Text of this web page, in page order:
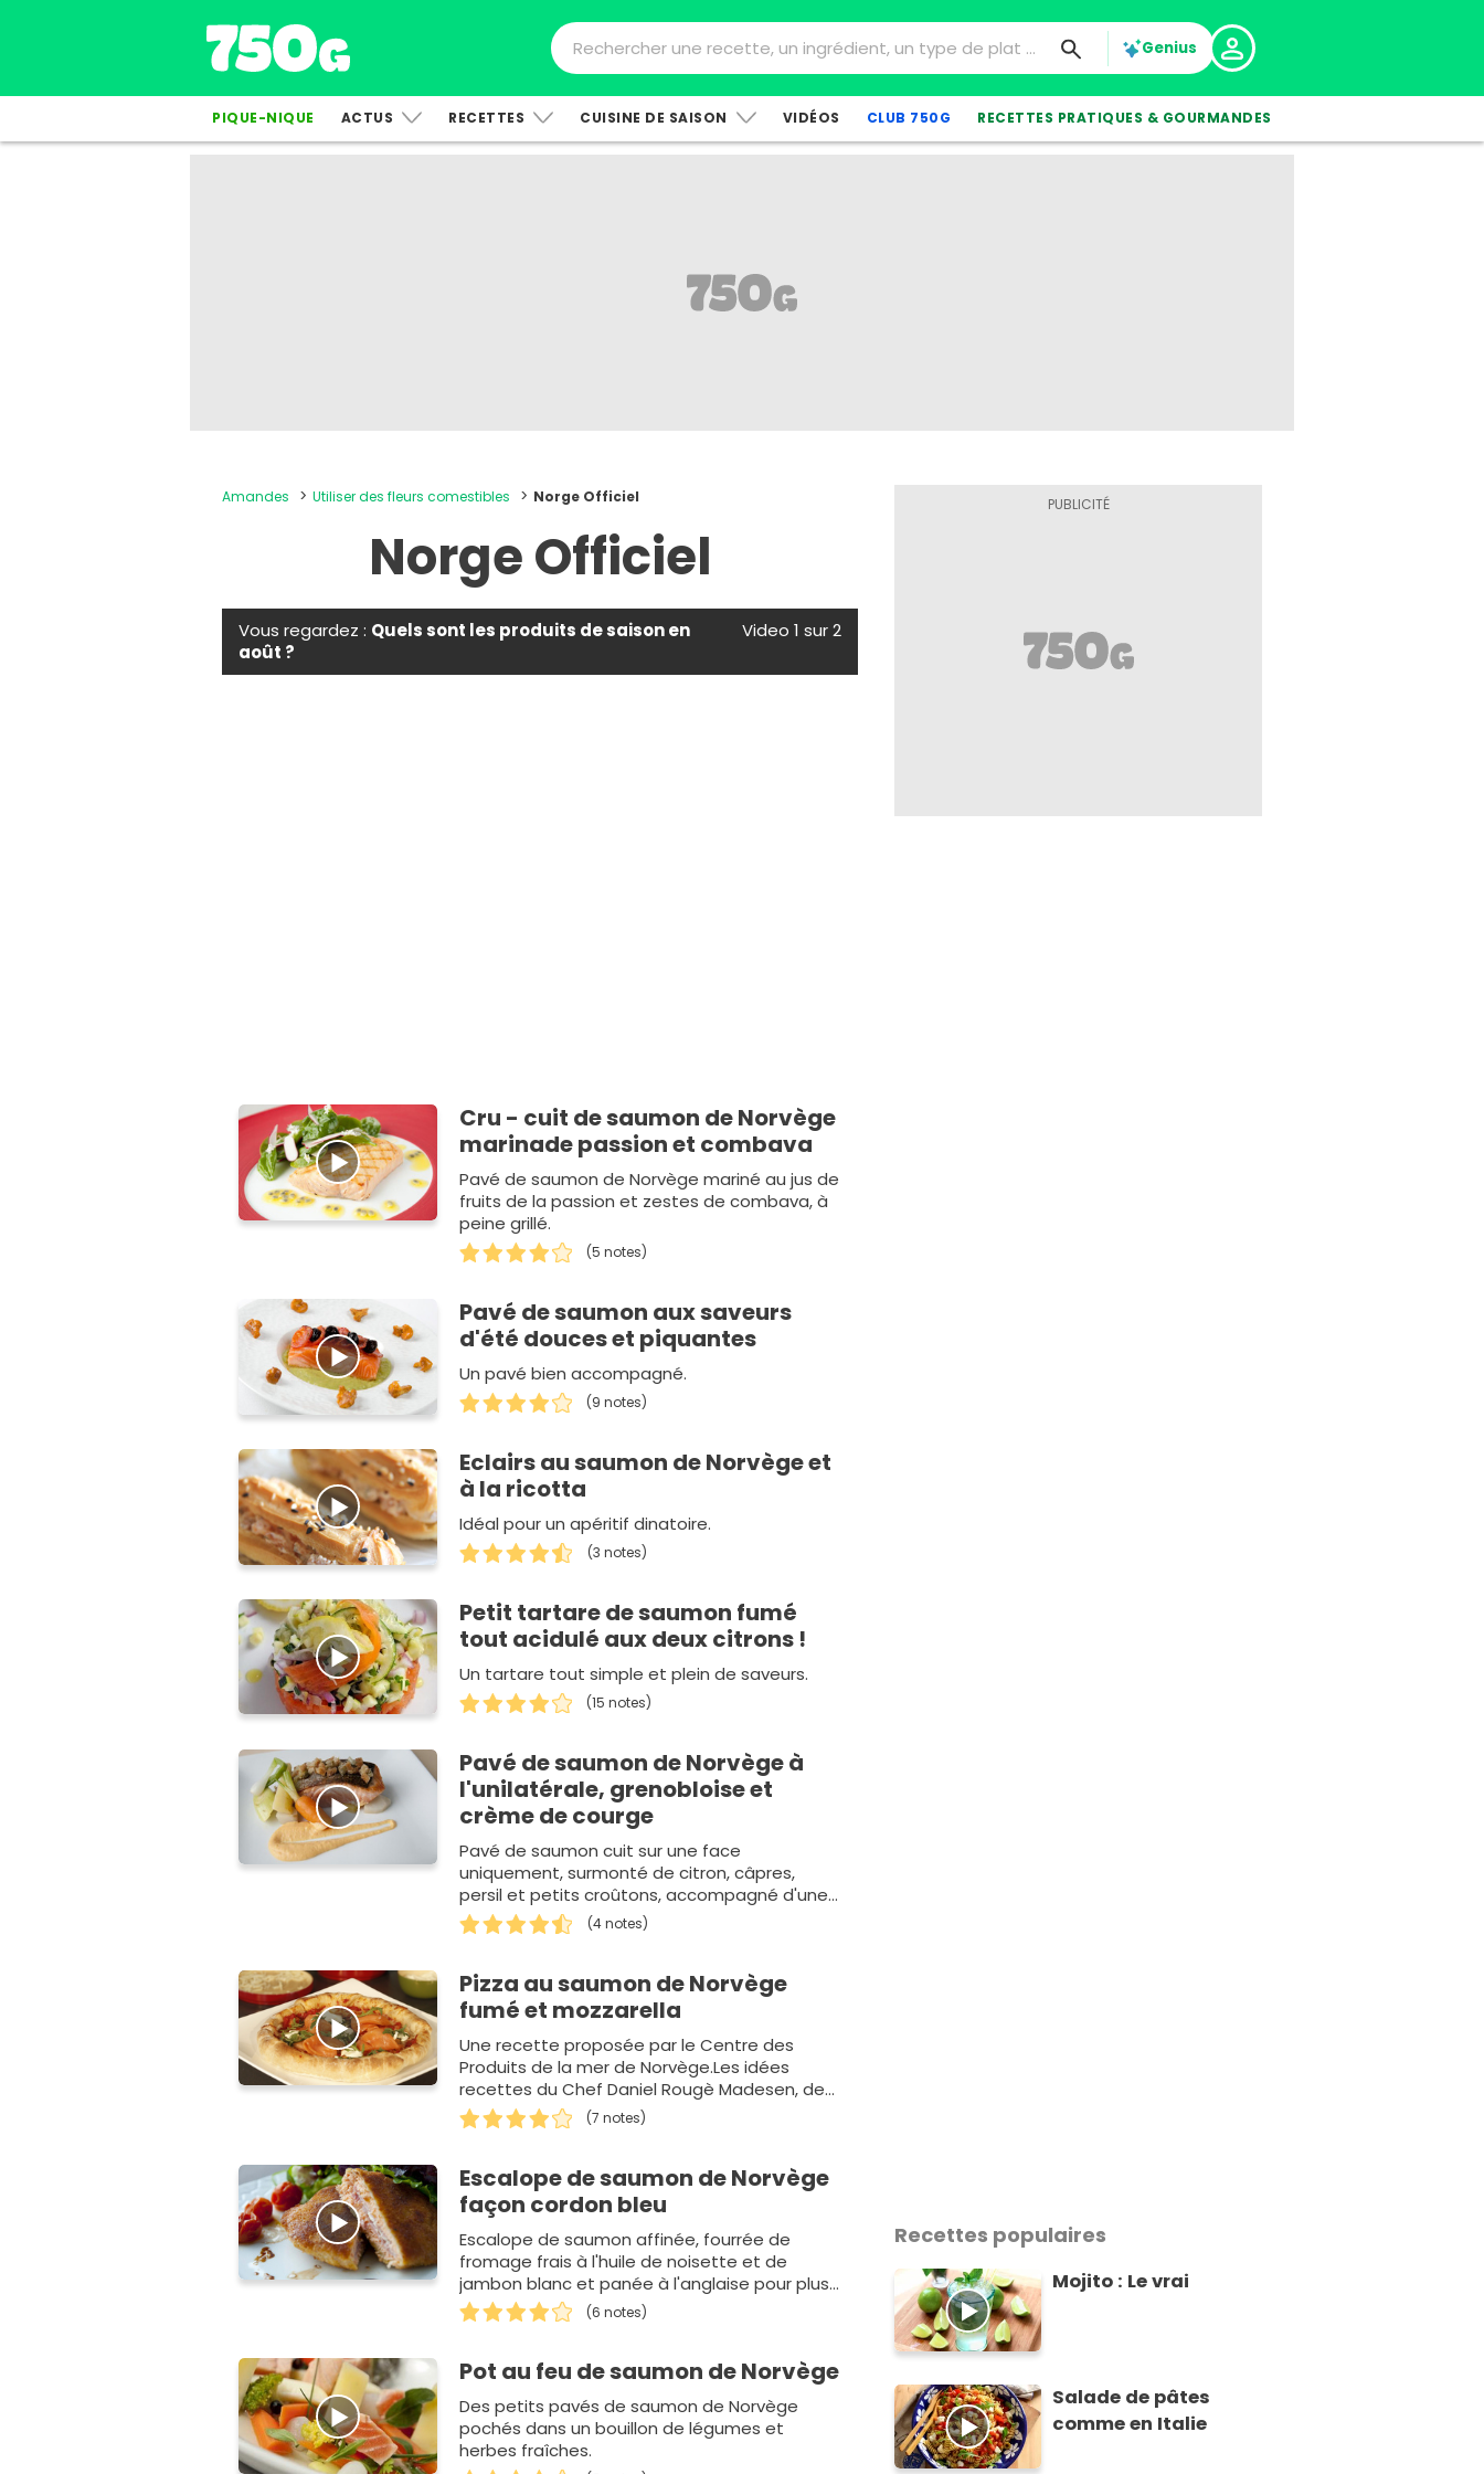
Genius
PIQUE-NIQUE ACTUS RECETTES CUISINE DE SAISON VIDÉOS CLUB 750G RECETTES PRATIQUES & GOURMANDES
Amandes Utiliser des fleurs comestibles Norge Officiel
Norge Officiel
Vous regardez : Quels sont les produits de saison en
août ?
Video 1 sur 2
Cru - cuit de saumon de Norvège
marinade passion et combava
Pavé de saumon de Norvège mariné au jus de
fruits de la passion et zestes de combava, à
peine grillé.
(5 notes)
Pavé de saumon aux saveurs
d'été douces et piquantes
Un pavé bien accompagné.
(9 notes)
Eclairs au saumon de Norvège et
à la ricotta
Idéal pour un apéritif dinatoire.
(3 notes)
Petit tartare de saumon fumé
tout acidulé aux deux citrons !
Un tartare tout simple et plein de saveurs.
(15 notes)
Pavé de saumon de Norvège à
l'unilatérale, grenobloise et
crème de courge
Pavé de saumon cuit sur une face
uniquement, surmonté de citron, câpres,
persil et petits croûtons, accompagné d'une
crème de courge.(4 notes)
Pizza au saumon de Norvège
fumé et mozzarella
Une recette proposée par le Centre des
Produits de la mer de Norvège.Les idées
recettes du Chef Daniel Rougè Madesen, des
recettes simpl…(7 notes)
Escalope de saumon de Norvège
façon cordon bleu
Escalope de saumon affinée, fourrée de
fromage frais à l'huile de noisette et de
jambon blanc et panée à l'anglaise pour plus
de croustillance...(6 notes)
Pot au feu de saumon de Norvège
Des petits pavés de saumon de Norvège
pochés dans un bouillon de légumes et
herbes fraîches.
Recettes populaires
Mojito : Le vrai
Salade de pâtes
comme en Italie